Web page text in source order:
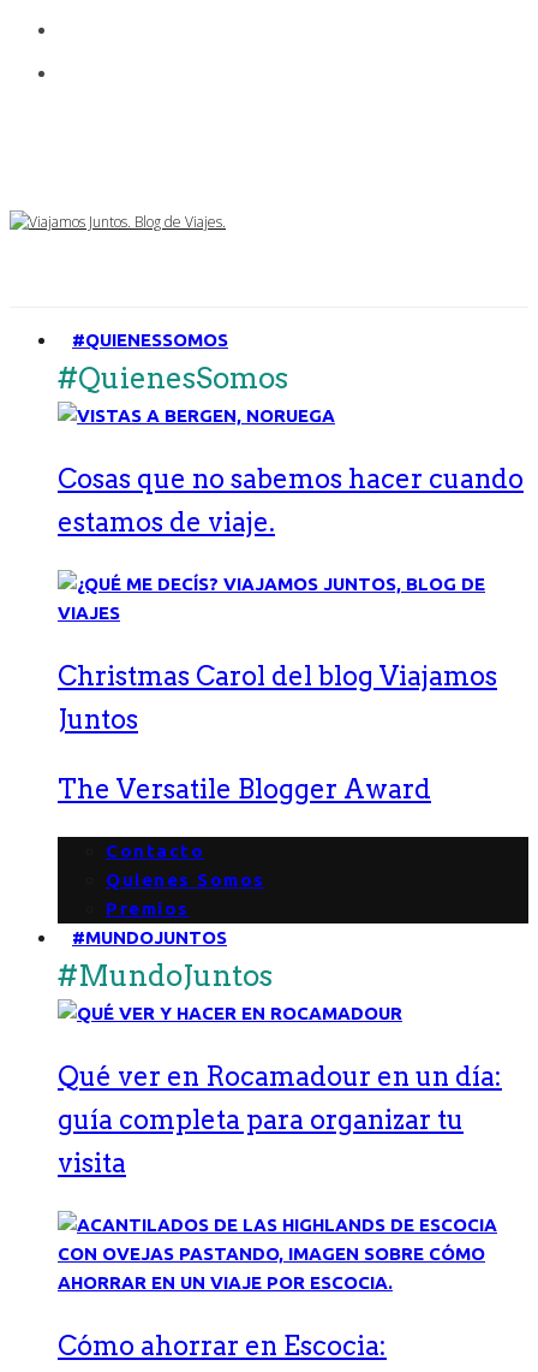
#QUIENESSOMOS
#QuienesSomos
Cosas que no sabemos hacer cuando
estamos de viaje.
Christmas Carol del blog Viajamos
Juntos
The Versatile Blogger Award
Contacto
Quienes Somos
Premios
#MUNDOJUNTOS
#MundoJuntos
Qué ver en Rocamadour en un día:
guía completa para organizar tu
visita
Cómo ahorrar en Escocia: